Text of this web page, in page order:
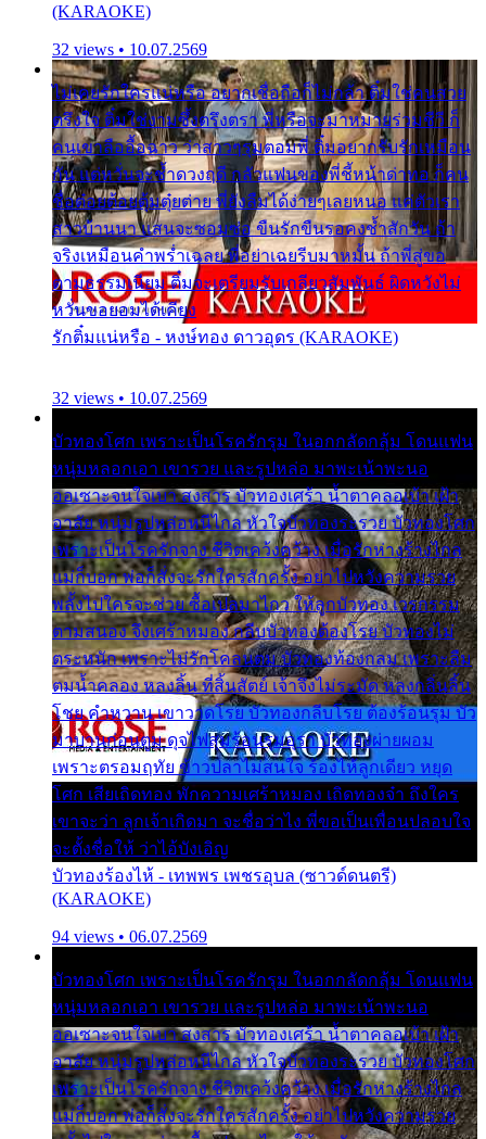
(KARAOKE)
32 views • 10.07.2569
ไม่เคยรักใครแน่หรือ อยากเชื่อถือก็ไม่กล้า ติ๋มใช่คนสวย
ตรึงใจ ติ๋มใช่งามซึ้งตรึงตรา พี่หรือจะมาหมายร่วมชีวี ก็
คนเขาลืออื้อฉาว ว่าสาวๆรุมตอมพี่ ติ๋มอยากรับรักเหมือน
กัน แต่หวั่นจะช้ำดวงฤดี กลัวแฟนของพี่ชี้หน้าด่าทอ ก็คน
ชื่อต๋อยต้อยตุ้มตุ๋ยต่าย พี่ยังลืมได้ง่ายๆเลยหนอ แค่ตัวเรา
สาวบ้านนา แสนจะซอมซ่อ ขืนรักขืนรอคงช้ำสักวัน ถ้า
จริงเหมือนคำพร่ำเฉลย พี่อย่าเฉยรีบมาหมั้น ถ้าพี่สู่ขอ
ตามธรรมเนียม ติ๋มจะเตรียมรับเกลียวสัมพันธ์ ผิดหวังไม่
หวั่นขอยอมได้เคียง
รักติ๋มแน่หรือ - หงษ์ทอง ดาวอุดร (KARAOKE)
32 views • 10.07.2569
บัวทองโศก เพราะเป็นโรครักรุม ในอกกลัดกลุ้ม โดนแฟน
หนุ่มหลอกเอา เขารวย และรูปหล่อ มาพะเน้าพะนอ
ออเซาะจนใจเบา สงสาร บัวทองเศร้า น้ำตาคลอเบ้า เฝ้า
อาลัย หนุ่มรูปหล่อหนีไกล หัวใจบัวทองระรวย บัวทองโศก
เพราะเป็นโรครักจาง ชีวิตเคว้งคว้าง เมื่อรักห่างร้างไกล
แม่ก็บอก พ่อก็สั่งจะรักใครสักครั้ง อย่าไปหวังความรวย
พลั้งไปใครจะช่วย ซื้อเปลมาไกว ให้ลูกบัวทอง เวรกรรม
ตามสนอง จึงเศร้าหมอง กลีบบัวทองต้องโรย บัวทองไม่
ตระหนัก เพราะไม่รักโคลนตม บัวทองท้องกลม เพราะลืม
ตมน้ำคลอง หลงลิ้น ที่สิ้นสัตย์ เจ้าจึงไม่ระมัด หลงกลิ่นลิ้น
โชย คำหวาน เขาวาดโรย บัวทองกลีบโรย ต้องร้อนรุม บัว
มาบานก่อนตูม ดุจไฟสุมร้อนรุมอุรา บัวทองผ่ายผอม
เพราะตรอมฤทัย ข้าวปลาไม่สนใจ ร้องไห้ลูกเดียว หยุด
โศก เสียเถิดทอง พักความเศร้าหมอง เถิดทองจ๋า ถึงใคร
เขาจะว่า ลูกเจ้าเกิดมา จะชื่อว่าไง พี่ขอเป็นเพื่อนปลอบใจ
จะตั้งชื่อให้ ว่าไอ้บังเอิญ
บัวทองร้องไห้ - เทพพร เพชรอุบล (ซาวด์ดนตรี)
(KARAOKE)
94 views • 06.07.2569
บัวทองโศก เพราะเป็นโรครักรุม ในอกกลัดกลุ้ม โดนแฟน
หนุ่มหลอกเอา เขารวย และรูปหล่อ มาพะเน้าพะนอ
ออเซาะจนใจเบา สงสาร บัวทองเศร้า น้ำตาคลอเบ้า เฝ้า
อาลัย หนุ่มรูปหล่อหนีไกล หัวใจบัวทองระรวย บัวทองโศก
เพราะเป็นโรครักจาง ชีวิตเคว้งคว้าง เมื่อรักห่างร้างไกล
แม่ก็บอก พ่อก็สั่งจะรักใครสักครั้ง อย่าไปหวังความรวย